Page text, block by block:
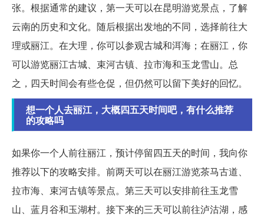
张。根据通常的建议，第一天可以在昆明游览景点，了解
云南的历史和文化。随后根据出发地的不同，选择前往大
理或丽江。在大理，你可以参观古城和洱海；在丽江，你
可以游览丽江古城、束河古镇、拉市海和玉龙雪山。总
之，四天时间会有些仓促，但仍然可以留下美好的回忆。
想一个人去丽江，大概四五天时间吧，有什么推荐
的攻略吗
如果你一个人前往丽江，预计停留四五天的时间，我向你
推荐以下的攻略安排。前两天可以在丽江游览茶马古道、
拉市海、束河古镇等景点。第三天可以安排前往玉龙雪
山、蓝月谷和玉湖村。接下来的三天可以前往泸沽湖，感